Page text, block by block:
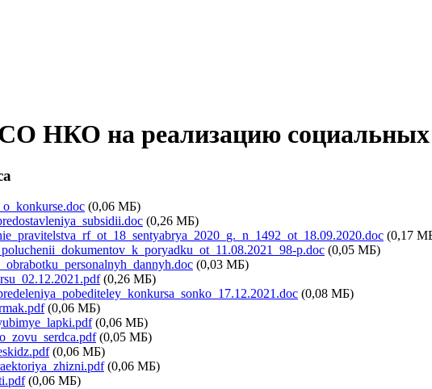
НКО на реализацию социальных
(0,06 МБ)
(0,26 МБ)
(0,17
p.doc (0,05 МБ)
(0,03 МБ)
(0,26 МБ)
(0,08 МБ)
(0,06 МБ)
(0,06 МБ)
(0,05 МБ)
(0,06 МБ)
(0,06 МБ)
(0,06 МБ)